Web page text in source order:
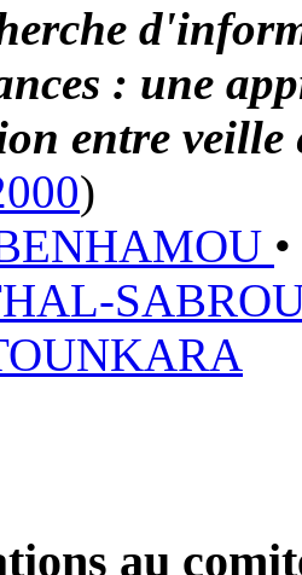
: une
entre veille
)
•
au